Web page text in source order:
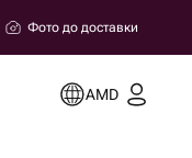
Фото до доставки
AMD